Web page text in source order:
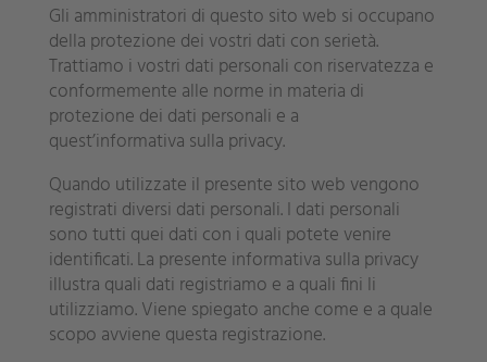
Gli amministratori di questo sito web si occupano
della protezione dei vostri dati con serietà.
Trattiamo i vostri dati personali con riservatezza e
conformemente alle norme in materia di
protezione dei dati personali e a
quest’informativa sulla privacy.
Quando utilizzate il presente sito web vengono
registrati diversi dati personali. I dati personali
sono tutti quei dati con i quali potete venire
identificati. La presente informativa sulla privacy
illustra quali dati registriamo e a quali fini li
utilizziamo. Viene spiegato anche come e a quale
scopo avviene questa registrazione.